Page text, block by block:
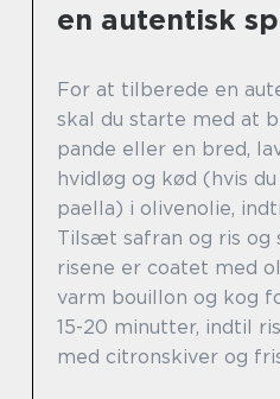
en autentisk
For at tilberede en
skal du starte med at
pande eller en bred,
hvidløg og kød (hvis
paella) i olivenolie,
Tilsæt safran og ris og
risene er coatet med
varm bouillon og kog
15-20 minutter, indtil
med citronskiver og